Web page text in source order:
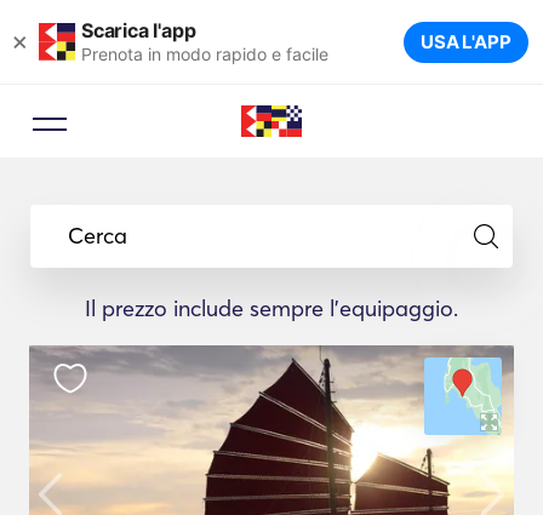
× Scarica l'app
Prenota in modo rapido e facile USA L'APP
Cerca
Il prezzo include sempre l'equipaggio.